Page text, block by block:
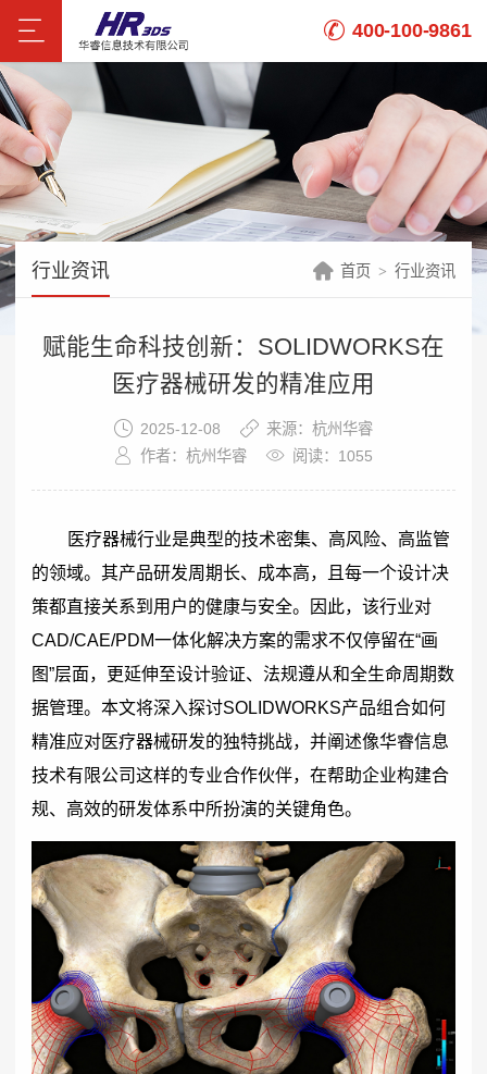
400-100-9861
行业资讯 首页 行业资讯
赋能生命科技创新：SOLIDWORKS在
医疗器械研发的精准应用
2025-12-08
来源：杭州华睿
作者：杭州华睿
阅读：1055
医疗器械行业是典型的技术密集、高风险、高监管
的领域。其产品研发周期长、成本高，且每一个设计决
策都直接关系到用户的健康与安全。因此，该行业对
CAD/CAE/PDM一体化解决方案的需求不仅停留在“画
图”层面，更延伸至设计验证、法规遵从和全生命周期数
据管理。本文将深入探讨SOLIDWORKS产品组合如何
精准应对医疗器械研发的独特挑战，并阐述像华睿信息
技术有限公司这样的专业合作伙伴，在帮助企业构建合
规、高效的研发体系中所扮演的关键角色。